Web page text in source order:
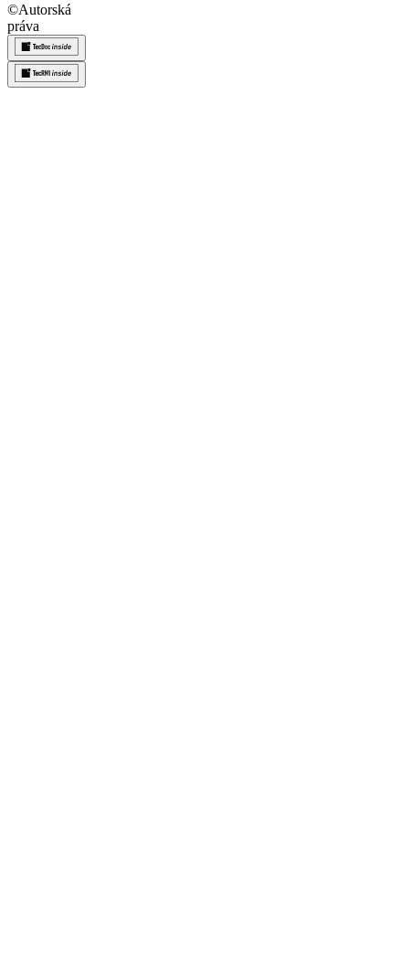
©Autorská
práva